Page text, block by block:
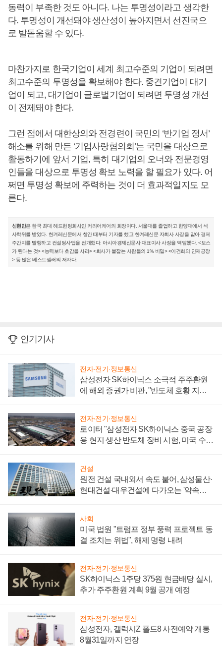
동력이 부족한 것도 아니다. 나는 투명성이라고 생각한
다. 투명성이 개선돼야 생산성이 높아지면서 선진국으
로 발돋움할 수 있다.
마찬가지로 한국기업이 세계 최고수준의 기업이 되려면
최고수준의 투명성을 확보해야 한다. 중견기업이 대기
업이 되고, 대기업이 글로벌기업이 되려면 투명성 개선
이 전제돼야 한다.
그런 점에서 대한상의와 전경련이 국민의 ‘반기업 정서’
해소를 위해 만든 ‘기업사랑협의회’는 국민을 대상으로
활동하기에 앞서 기업, 특히 대기업의 오너와 전문경영
인들을 대상으로 투명성 확보 노력을 할 필요가 있다. 어
쩌면 투명성 확보에 주력하는 것이 더 효과적일지도 모
른다.
신현만은 한국 최대 헤드헌팅회사인 커리어케어의 회장이다. 서울대를 졸업하고 한양대에서 석
사학위를 받았다. 한겨레신문에서 창간 때부터 기자를 했고 한겨레신문 자회사 사장을 맡아 경제
주간지를 발행하고 컨설팅사업을 전개했다. 아시아경제신문사 대표이사 사장을 역임했다. <보스
가 된다는 것> <능력보다 호감을 사라> <회사가 붙잡는 사람들의 1% 비밀> <이건희의 인재공장
> 등 많은 베스트셀러의 저자다.
인기기사
전자·전기·정보통신
삼성전자 SK하이닉스 소극적 주주환원
에 해외 증권가 비판, "반도체 호황 지속
전자·전기·정보통신
로이터 "삼성전자 SK하이닉스 중국 공장
용 현지 생산 반도체 장비 시험, 미국 수출
건설
원전 건설 국내외서 속도 붙어, 삼성물산·
현대건설·대우건설에 다가오는 '약속의
사회
미국 법원 "트럼프 정부 풍력 프로젝트 동
결 조치는 위법", 해제 명령 내려
전자·전기·정보통신
SK하이닉스 1주당 375원 현금배당 실시,
추가 주주환원 계획 9월 공개 예정
전자·전기·정보통신
삼성전자, 갤럭시Z 폴드8 사전예약 개통
8월31일까지 연장